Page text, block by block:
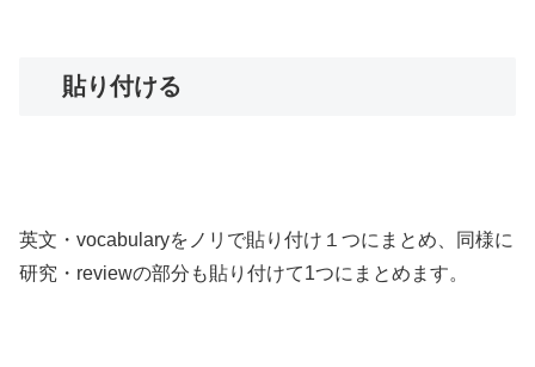
貼り付ける
英文・vocabularyをノリで貼り付け１つにまとめ、同様に
研究・reviewの部分も貼り付けて1つにまとめます。